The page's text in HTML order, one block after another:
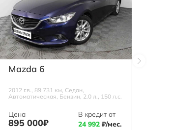
Mazda 6
2012 г.в., 89 731 км, Седан,
Автоматическая, Бензин, 2.0 л., 150 л.с.
Цена
895 000₽
В кредит от
24 992 ₽/мес.